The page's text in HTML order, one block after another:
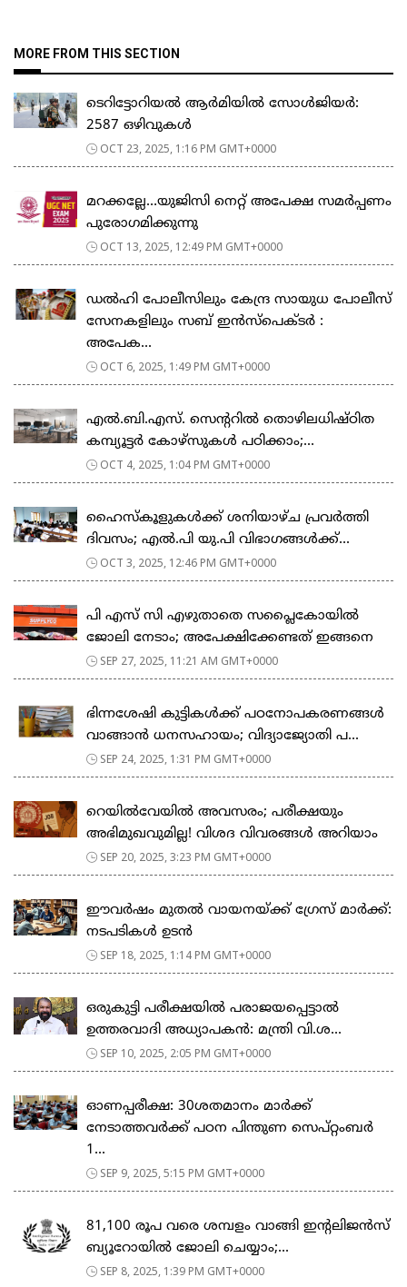
MORE FROM THIS SECTION
ടെറിട്ടോറിയൽ ആർമിയിൽ സോൾജിയർ:
2587 ഒഴിവുകൾ
OCT 23, 2025, 1:16 PM GMT+0000
മറക്കല്ലേ…യുജിസി നെറ്റ് അപേക്ഷ സമർപ്പണം
പുരോഗമിക്കുന്നു
OCT 13, 2025, 12:49 PM GMT+0000
ഡൽഹി പോലീസിലും കേന്ദ്ര സായുധ പോലീസ്
സേനകളിലും സബ് ഇൻസ്പെക്ടർ :
അപേക...
OCT 6, 2025, 1:49 PM GMT+0000
എല്‍.ബി.എസ്. സെന്ററില്‍ തൊഴിലധിഷ്ഠിത
കമ്പ്യൂട്ടർ കോഴ്സുകൾ പഠിക്കാം;...
OCT 4, 2025, 1:04 PM GMT+0000
ഹൈസ്കൂളുകൾക്ക് ശനിയാഴ്ച പ്രവർത്തി
ദിവസം; എൽ.പി യു.പി വിഭാ​ഗങ്ങൾക്ക്...
OCT 3, 2025, 12:46 PM GMT+0000
പി എസ് സി എഴുതാതെ സപ്ലൈകോയിൽ
ജോലി നേടാം; അപേക്ഷിക്കേണ്ടത് ഇങ്ങനെ
SEP 27, 2025, 11:21 AM GMT+0000
ഭിന്നശേഷി കുട്ടികൾക്ക് പഠനോപകരണങ്ങൾ
വാങ്ങാൻ ധനസഹായം; വിദ്യാജ്യോതി പ...
SEP 24, 2025, 1:31 PM GMT+0000
റെയിൽവേയിൽ അവസരം; പരീക്ഷയും
അഭിമുഖവുമില്ല! വിശദ വിവരങ്ങൾ അറിയാം
SEP 20, 2025, 3:23 PM GMT+0000
ഈവർഷം മുതൽ വായനയ്ക്ക് ഗ്രേസ് മാർക്ക്:
നടപടികൾ ഉടൻ
SEP 18, 2025, 1:14 PM GMT+0000
ഒരുകുട്ടി പരീക്ഷയിൽ പരാജയപ്പെട്ടാൽ
ഉത്തരവാദി അധ്യാപകൻ: മന്ത്രി വി.ശ...
SEP 10, 2025, 2:05 PM GMT+0000
ഓണപ്പരീക്ഷ: 30ശതമാനം മാർക്ക്
നേടാത്തവർക്ക് പഠന പിന്തുണ സെപ്റ്റംബർ
1...
SEP 9, 2025, 5:15 PM GMT+0000
81,100 രൂപ വരെ ശമ്പളം വാങ്ങി ഇന്റലിജന്‍സ്
ബ്യൂറോയില്‍ ജോലി ചെയ്യാം;...
SEP 8, 2025, 1:39 PM GMT+0000